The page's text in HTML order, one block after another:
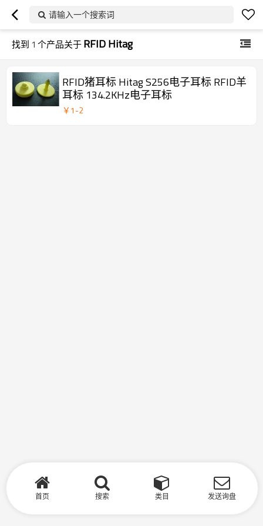
请输入一个搜索词
找到 1 个产品关于RFID Hitag
RFID猪耳标 Hitag S256电子耳标 RFID羊
耳标 134.2KHz电子耳标
￥1-2
首页 搜索 类目 发送询盘